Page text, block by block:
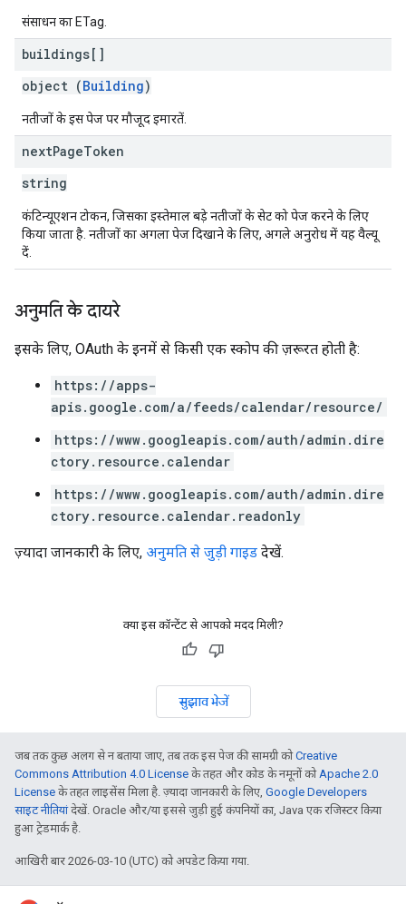
संसाधन का ETag.
buildings[]
object (Building)
नतीजों के इस पेज पर मौजूद इमारतें.
nextPageToken
string
कंटिन्यूएशन टोकन, जिसका इस्तेमाल बड़े नतीजों के सेट को पेज करने के लिए
किया जाता है. नतीजों का अगला पेज दिखाने के लिए, अगले अनुरोध में यह वैल्यू
दें.
अनुमति के दायरे
इसके लिए, OAuth के इनमें से किसी एक स्कोप की ज़रूरत होती है:
https://apps-
apis.google.com/a/feeds/calendar/resource/
https://www.googleapis.com/auth/admin.dire
ctory.resource.calendar
https://www.googleapis.com/auth/admin.dire
ctory.resource.calendar.readonly
ज़्यादा जानकारी के लिए, अनुमति से जुड़ी गाइड देखें.
क्या इस कॉन्टेंट से आपको मदद मिली?
सुझाव भेजें
जब तक कुछ अलग से न बताया जाए, तब तक इस पेज की सामग्री कोCreative
Commons Attribution 4.0 License के तहत और कोड के नमूनों कोApache 2.0
License के तहत लाइसेंस मिला है. ज़्यादा जानकारी के लिए, Google Developers
साइट नीतियांदेखें. Oracle और/या इससे जुड़ी हुई कंपनियों का, Java एक रजिस्टर किया
हुआ ट्रेडमार्क है.
आखिरी बार 2026-03-10 (UTC) को अपडेट किया गया.